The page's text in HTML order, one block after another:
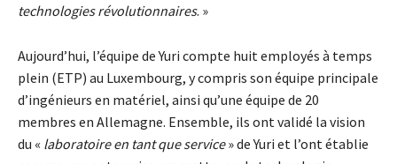
technologies révolutionnaires. »
Aujourd’hui, l’équipe de Yuri compte huit employés à temps
plein (ETP) au Luxembourg, y compris son équipe principale
d’ingénieurs en matériel, ainsi qu’une équipe de 20
membres en Allemagne. Ensemble, ils ont validé la vision
du « laboratoire en tant que service» de Yuri et l’ont établie